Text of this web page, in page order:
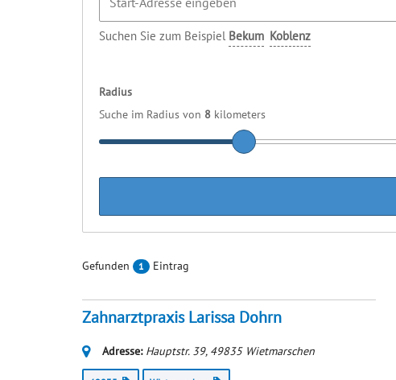
Suchen Sie zum Beispiel Bekum Koblenz
Radius
Suche im Radius von 8 kilometers
Gefunden 1 Eintrag
Zahnarztpraxis Larissa Dohrn
Adresse: Hauptstr. 39, 49835Wietmarschen